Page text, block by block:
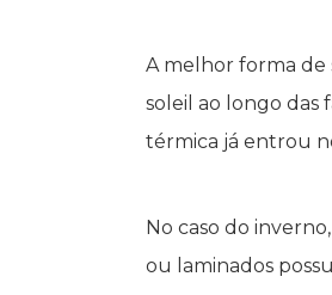
A melhor forma de
soleil ao longo das
térmica já entrou
No caso do
ou laminados